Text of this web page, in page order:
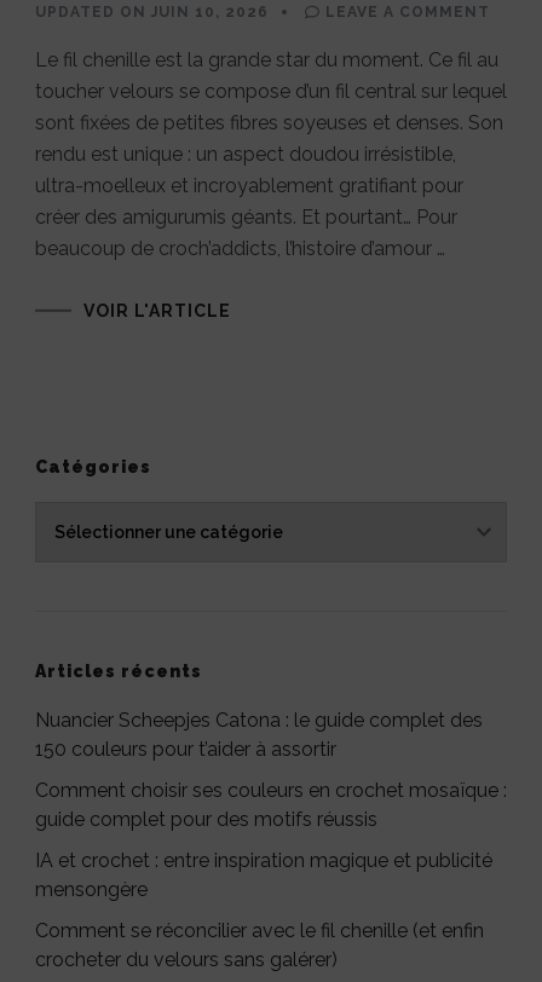
UPDATED ON JUIN 10, 2026 LEAVE A COMMENT
LE
Le fil chenille est la grande star du moment. Ce fil au
toucher velours se compose d’un fil central sur lequel
sont fixées de petites fibres soyeuses et denses. Son
rendu est unique : un aspect doudou irrésistible,
ultra-moelleux et incroyablement gratifiant pour
créer des amigurumis géants. Et pourtant… Pour
beaucoup de croch’addicts, l’histoire d’amour …
VOIR L'ARTICLE
Catégories
Catégories
Articles récents
Nuancier Scheepjes Catona : le guide complet des
150 couleurs pour t’aider à assortir
Comment choisir ses couleurs en crochet mosaïque :
guide complet pour des motifs réussis
IA et crochet : entre inspiration magique et publicité
mensongère
Comment se réconcilier avec le fil chenille (et enfin
crocheter du velours sans galérer)